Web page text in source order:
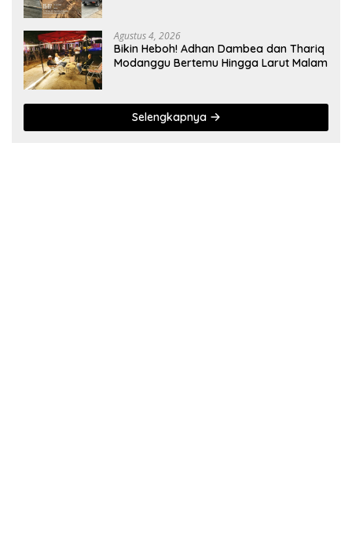
Agustus 4, 2026
Bikin Heboh! Adhan Dambea dan Thariq
Modanggu Bertemu Hingga Larut Malam
Selengkapnya